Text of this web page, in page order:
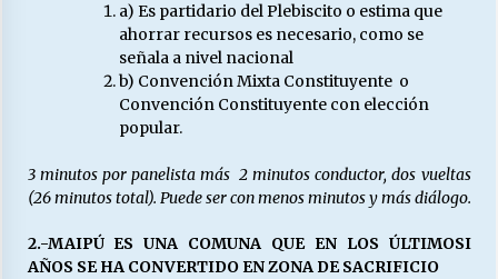
a) Es partidario del Plebiscito o estima que
ahorrar recursos es necesario, como se
señala a nivel nacional
b) Convención Mixta Constituyente o
Convención Constituyente con elección
popular.
3 minutos por panelista más 2 minutos conductor, dos vueltas
(26 minutos total). Puede ser con menos minutos y más diálogo.
2.-MAIPÚ ES UNA COMUNA QUE EN LOS ÚLTIMOSI
AÑOS SE HA CONVERTIDO EN ZONA DE SACRIFICIO